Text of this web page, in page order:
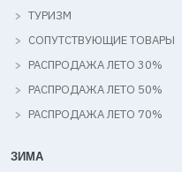
ТУРИЗМ
СОПУТСТВУЮЩИЕ ТОВАРЫ
РАСПРОДАЖА ЛЕТО 30%
РАСПРОДАЖА ЛЕТО 50%
РАСПРОДАЖА ЛЕТО 70%
ЗИМА